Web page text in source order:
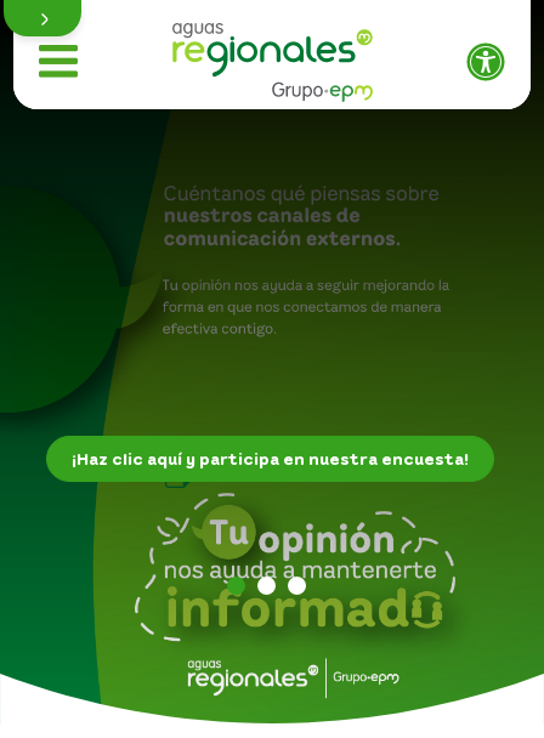
Institucional
Saber más
Quiénes somos
Direccionamiento estratégico
Informes de sostenibilidad
Código de ética e integridad
Transparencia y acceso información pública
Atención y Servicios a la Ciudadanía
¡Haz clic aquí y participa en nuestra encuesta!